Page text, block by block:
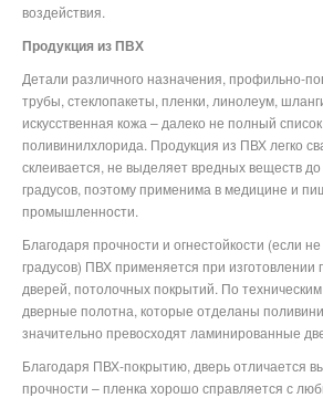
воздействия.
Продукция из ПВХ
Детали различного назначения, профильно-
трубы, стеклопакеты, пленки, линолеум,
искусственная кожа – далеко не полный
поливинилхлорида. Продукция из ПВХ легко
склеивается, не выделяет вредных веществ
градусов, поэтому применима в медицине и
промышленности.
Благодаря прочности и огнестойкости (если
градусов) ПВХ применяется при
дверей, потолочных покрытий. По
дверные полотна, которые отделаны
значительно превосходят ламинированные
Благодаря ПВХ-покрытию, дверь отличается
прочности – пленка хорошо справляется с